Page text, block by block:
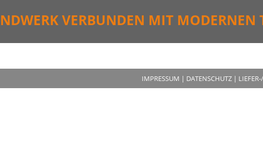
VERBUNDEN MIT MODERNEN
IMPRESSUM | DATENSCHUTZ |